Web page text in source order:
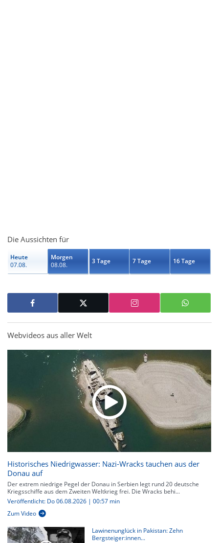
Die Aussichten für
Heute
07.08.
Morgen
08.08.
3 Tage 7 Tage 16 Tage
Webvideos aus aller Welt
Historisches Niedrigwasser: Nazi-Wracks tauchen aus der
Donau auf
Der extrem niedrige Pegel der Donau in Serbien legt rund 20 deutsche
Kriegsschiffe aus dem Zweiten Weltkrieg frei. Die Wracks behi...
Veröffentlicht: Do 06.08.2026 | 00:57 min
Zum Video
Lawinenunglück in Pakistan: Zehn
Bergsteiger:innen...